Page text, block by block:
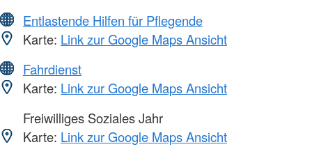
Entlastende Hilfen für Pflegende
Karte: Link zur Google Maps Ansicht
Fahrdienst
Karte: Link zur Google Maps Ansicht
Freiwilliges Soziales Jahr
Karte: Link zur Google Maps Ansicht